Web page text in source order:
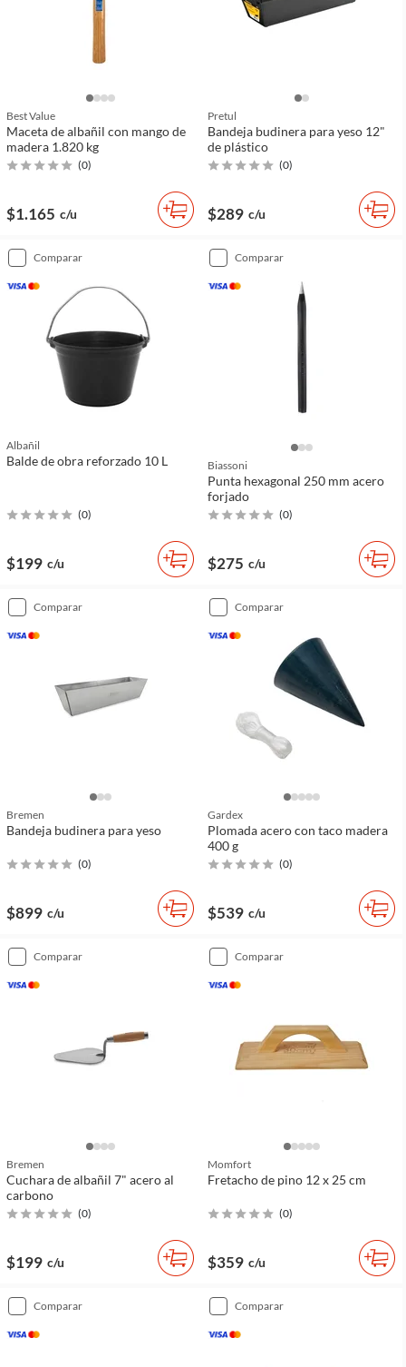
Best Value
Maceta de albañil con mango de
madera 1.820 kg
(0)
$1.165 c/u
Pretul
Bandeja budinera para yeso 12"
de plástico
(0)
$289 c/u
comparar
Albañil
Balde de obra reforzado 10 L
(0)
$199 c/u
comparar
Biassoni
Punta hexagonal 250 mm acero
forjado
(0)
$275 c/u
comparar
Bremen
Bandeja budinera para yeso
(0)
$899 c/u
comparar
Gardex
Plomada acero con taco madera
400 g
(0)
$539 c/u
comparar
Bremen
Cuchara de albañil 7" acero al
carbono
(0)
$199 c/u
comparar
Momfort
Fretacho de pino 12 x 25 cm
(0)
$359 c/u
comparar comparar